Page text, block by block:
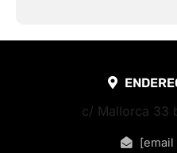
c/ Mallorca 33